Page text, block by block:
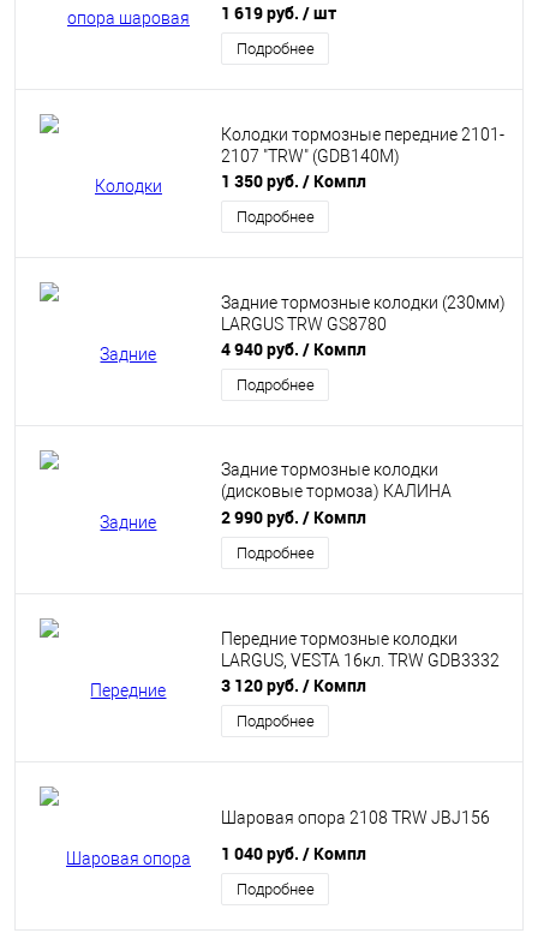
1 619 руб. / шт
Подробнее
Колодки тормозные передние 2101-
2107 "TRW" (GDB140M)
1 350 руб. / Компл
Подробнее
Задние тормозные колодки (230мм)
LARGUS TRW GS8780
4 940 руб. / Компл
Подробнее
Задние тормозные колодки
(дисковые тормоза) КАЛИНА
СПОРТ, VESTA SW CROSS TRW
GDB1384
2 990 руб. / Компл
Подробнее
Передние тормозные колодки
LARGUS, VESTA 16кл. TRW GDB3332
3 120 руб. / Компл
Подробнее
Шаровая опора 2108 TRW JBJ156
1 040 руб. / Компл
Подробнее